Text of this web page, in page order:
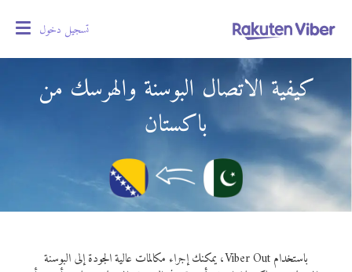
تسجيل دخول
كيفية الاتصال البوسنة والهرسك من
باكستان
باستخدام Viber Out، يمكنك إجراء مكالمات عالية الجودة إلى البوسنة